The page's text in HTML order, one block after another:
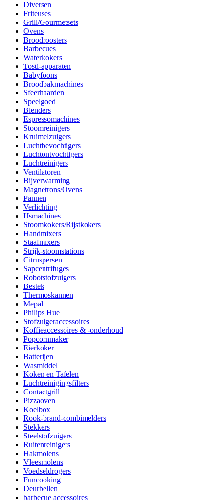
Diversen
Friteuses
Grill/Gourmetsets
Ovens
Broodroosters
Barbecues
Waterkokers
Tosti-apparaten
Babyfoons
Broodbakmachines
Sfeerhaarden
Speelgoed
Blenders
Espressomachines
Stoomreinigers
Kruimelzuigers
Luchtbevochtigers
Luchtontvochtigers
Luchtreinigers
Ventilatoren
Bijverwarming
Magnetrons/Ovens
Pannen
Verlichting
IJsmachines
Stoomkokers/Rijstkokers
Handmixers
Staafmixers
Strijk-stoomstations
Citruspersen
Sapcentrifuges
Robotstofzuigers
Bestek
Thermoskannen
Mepal
Philips Hue
Stofzuigeraccessoires
Koffieaccessoires & -onderhoud
Popcornmaker
Eierkoker
Batterijen
Wasmiddel
Koken en Tafelen
Luchtreinigingsfilters
Contactgrill
Pizzaoven
Koelbox
Rook-brand-combimelders
Stekkers
Steelstofzuigers
Ruitenreinigers
Hakmolens
Vleesmolens
Voedseldrogers
Funcooking
Deurbellen
barbecue accessoires